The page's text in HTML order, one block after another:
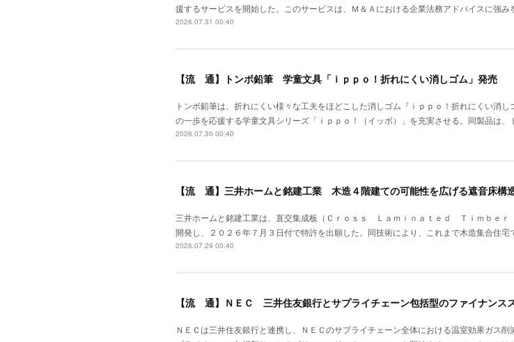
援するサービスを開始した。このサービスは、Ｍ＆Ａにおける企業法務アドバイスに強
2026.07.31 00:40
【流 通】トンボ鉛筆 学童文具「ｉｐｐｏ！折れにくい消しゴム」発売
トンボ鉛筆は、折れにくい様々な工夫をほどこした消しゴム『ｉｐｐｏ！折れにくい消
の一歩を応援する学童文具シリーズ「ｉｐｐｏ！（イッポ）」を充実させる。同製品は
2026.07.30 00:40
【流 通】三井ホームと銘建工業 木造４階建ての可能性を広げる遮音床構
三井ホームと銘建工業は、直交集成板（Ｃｒｏｓｓ Ｌａｍｉｎａｔｅｄ Ｔｉｍｂｅ
開発し、２０２６年７月３日付で特許を出願した。同技術により、これまで木造集合住
2026.07.29 00:40
【流 通】ＮＥＣ 三井住友銀行とサプライチェーン包括型のファイナンス
ＮＥＣは三井住友銀行と連携し、ＮＥＣのサプライチェーン全体における温室効果ガス